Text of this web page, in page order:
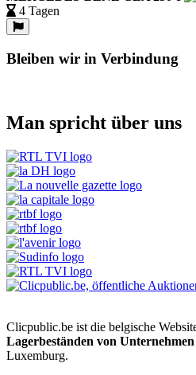
4 Tagen
Bleiben wir in Verbindung
Man spricht über uns
Clicpublic.be ist die belgische
Lagerbeständen von Unternehmen
Luxemburg.